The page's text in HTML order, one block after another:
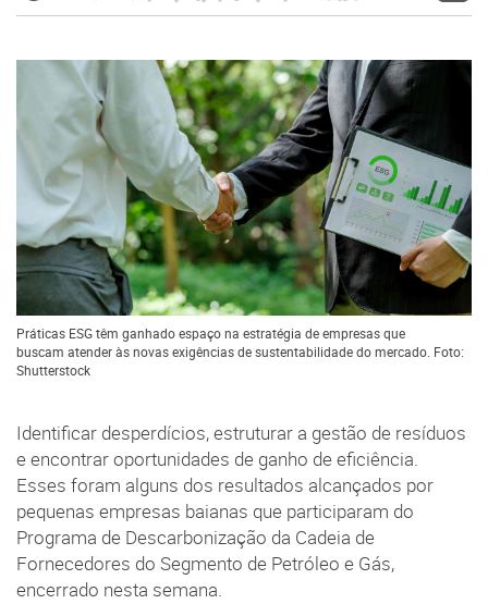
Práticas ESG têm ganhado espaço na estratégia de empresas que
buscam atender às novas exigências de sustentabilidade do mercado. Foto:
Shutterstock
Identificar desperdícios, estruturar a gestão de resíduos
e encontrar oportunidades de ganho de eficiência.
Esses foram alguns dos resultados alcançados por
pequenas empresas baianas que participaram do
Programa de Descarbonização da Cadeia de
Fornecedores do Segmento de Petróleo e Gás,
encerrado nesta semana.